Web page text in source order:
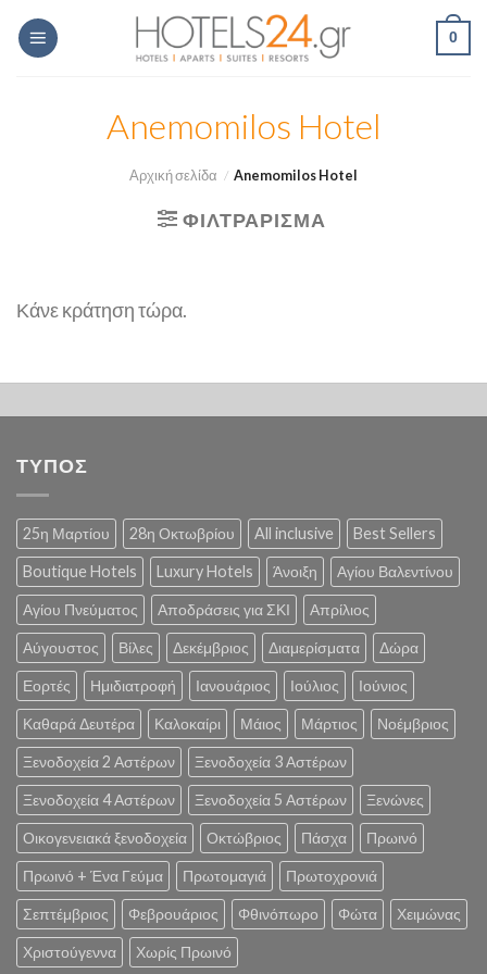
Skip
0
Anemomilos Hotel
Αρχική σελίδα / Anemomilos Hotel
ΦΙΛΤΡΆΡΙΣΜΑ
Κάνε κράτηση τώρα.
ΤΥΠΟΣ
25η Μαρτίου 28η Οκτωβρίου All inclusive Best Sellers
Boutique Hotels Luxury Hotels Άνοιξη Αγίου Βαλεντίνου
Αγίου Πνεύματος Αποδράσεις για ΣΚΙ Απρίλιος
Αύγουστος Βίλες Δεκέμβριος Διαμερίσματα Δώρα
Εορτές Ημιδιατροφή Ιανουάριος Ιούλιος Ιούνιος
Καθαρά Δευτέρα Καλοκαίρι Μάιος Μάρτιος Νοέμβριος
Ξενοδοχεία 2 Αστέρων Ξενοδοχεία 3 Αστέρων
Ξενοδοχεία 4 Αστέρων Ξενοδοχεία 5 Αστέρων Ξενώνες
Οικογενειακά ξενοδοχεία Οκτώβριος Πάσχα Πρωινό
Πρωινό + Ένα Γεύμα Πρωτομαγιά Πρωτοχρονιά
Σεπτέμβριος Φεβρουάριος Φθινόπωρο Φώτα Χειμώνας
Χριστούγεννα Χωρίς Πρωινό